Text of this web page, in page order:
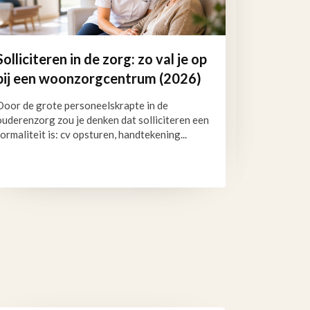
in de zorg: zo val je op
een woonzorgcentrum (2026)
de grote personeelskrapte in de
zou je denken dat solliciteren een
is: cv opsturen, handtekening...